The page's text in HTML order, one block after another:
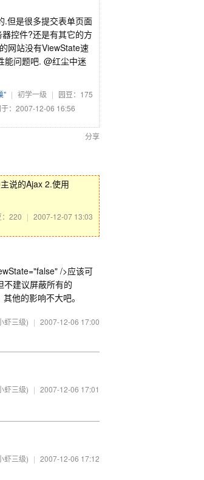
.但是很多提交表单页面
控件?还是有其它的方
网站没有ViewState速
能问题吧. @红尘中迷
" | 初学一级 | 园豆： 175
：2007-12-06 16:56
分享
说的Ajax 2.使用
：220 | 2007-12-07 13:03
/>应该可
不建议屏蔽所有的
他的影响不大吧。
虾三级) | 2007-12-06 17:00
虾三级) | 2007-12-06 17:01
虾三级) | 2007-12-06 17:12